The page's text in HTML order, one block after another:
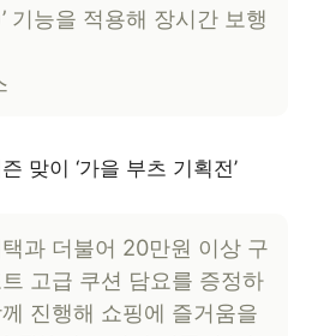
기능을 적용해 장시간 보행
맞이 ‘가을 부츠 기획전’
과 더불어 20만원 이상 구
고급 쿠션 담요를 증정하
진행해 쇼핑에 즐거움을